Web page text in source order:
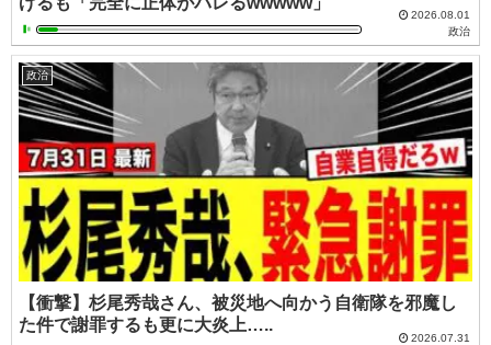
2026.08.01
政治
政治
【衝撃】杉尾秀哉さん、被災地へ向かう自衛隊を邪魔し
た件で謝罪するも更に大炎上…..
2026.07.31